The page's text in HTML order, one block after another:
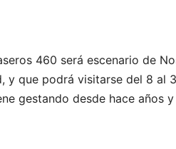
460 será escenario de
y que podrá visitarse del 8 al
gestando desde hace años